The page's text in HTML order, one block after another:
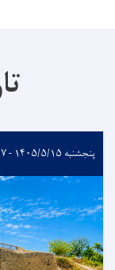
پنجشنبه ۱۴۰۵/۵/۱۵ - ۱۰:۲۷